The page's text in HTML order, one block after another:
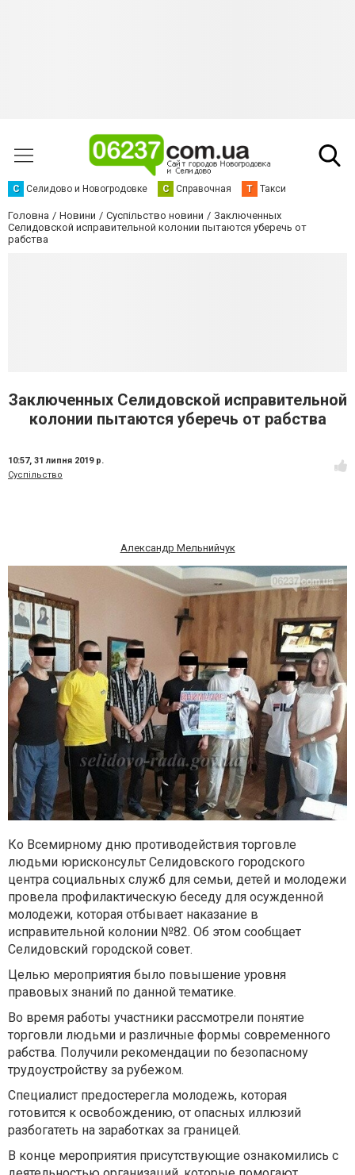
С Селидово и Новогродовке С Справочная Т Такси
Головна Новини Суспільство новини
Заключенных
Селидовской исправительной колонии пытаются уберечь от
рабства
Заключенных Селидовской исправительной
колонии пытаются уберечь от рабства
10:57, 31 липня 2019 р.
Суспільство
Александр Мельнийчук
Ко Всемирному дню противодействия торговле
людьми юрисконсульт Селидовского городского
центра социальных служб для семьи, детей и молодежи
провела профилактическую беседу для осужденной
молодежи, которая отбывает наказание в
исправительной колонии №82. Об этом сообщает
Селидовский городской совет.
Целью мероприятия было повышение уровня
правовых знаний по данной тематике.
Во время работы участники рассмотрели понятие
торговли людьми и различные формы современного
рабства. Получили рекомендации по безопасному
трудоустройству за рубежом.
Специалист предостерегла молодежь, которая
готовится к освобождению, от опасных иллюзий
разбогатеть на заработках за границей.
В конце мероприятия присутствующие ознакомились с